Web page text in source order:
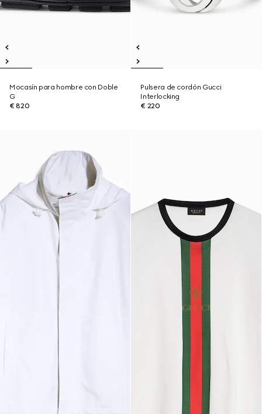
Mocasín para hombre con Doble
G
€ 820
Pulsera de cordón Gucci
Interlocking
€ 220